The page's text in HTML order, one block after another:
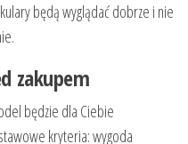
będą wyglądać dobrze i nie
zakupem
będzie dla Ciebie
kryteria: wygoda